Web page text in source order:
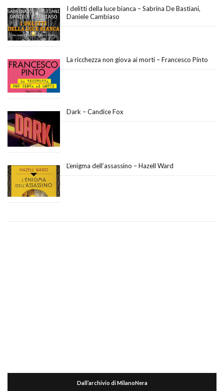
I delitti della luce bianca – Sabrina De Bastiani,
Daniele Cambiaso
La ricchezza non giova ai morti – Francesco Pinto
Dark – Candice Fox
L’enigma dell’assassino – Hazell Ward
Dall’archivio di MilanoNera